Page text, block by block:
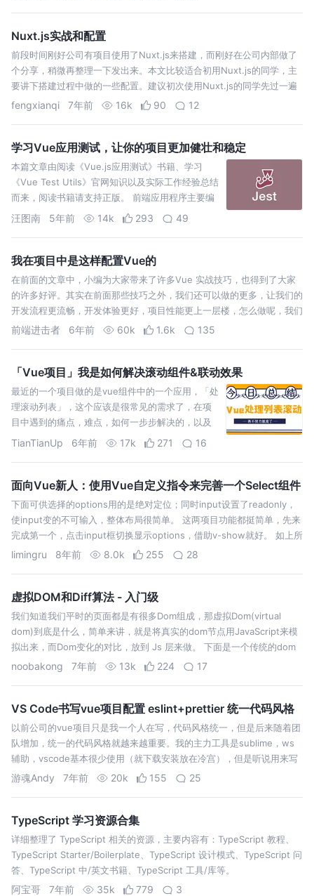
Nuxt.js实战和配置
前段时间刚好公司有项目使用了Nuxt.js来搭建，而刚好在公司内部做了
个分享，稍微再整理一下发出来。本文比较适合初用Nuxt.js的同学，主
要讲下搭建过程中做的一些配置。建议初次使用Nuxt.js的同学先过一遍
官方文档，再回头看下我这篇文章。 原因其实不用多说，就是利用
fengxianqi 7年前 16k 90 12
学习Vue应用测试，让你的项目更加健壮和稳定
本篇文章由阅读《Vue.js应用测试》书籍、学习
《Vue Test Utils》官网知识以及实际工作经验总结
而来，阅读书籍请支持正版。 前端应用程序主要编
写三种测试类型：单元测试、快照测试、端到端测
汪图南 5年前 14k 293 49
我在项目中是这样配置Vue的
在前面的文章中，小编为大家带来了许多Vue 实战技巧，也得到了大家
的许多好评。其实在前面那些技巧之外，我们还可以做的更多，让我们的
开发流程更流畅，开发体验更好，项目性能更上一层楼，怎么做呢，我们
一起来看看。 在我们开发的时候，为了方便调试，我们需要使用源码进
前端进击者 6年前 60k 1.6k 135
「Vue项目」我是如何解决滚动组件&联动效果
最近的一个项目做的是vue组件中的一个应用，「处
理滚动列表」，这个应该是很常见的需求了，在项
目中遇到的痛点，难点，如何一步步解决的，以及
小细节一些优化。 经常会遇到的问题就是初始化
一…
TianTianUp 6年前 17k 271 16
面向Vue新人：使用Vue自定义指令来完善一个Select组件
下面可供选择的options用的是绝对定位；同时input设置了readonly，
使input变的不可输入，整体布局很简单。 这两项目功能都挺简单，先来
完成第一个，点击input框切换显示options，借助v-show就好。 如上所
示，在选项里添加v-show="showOp…
limingru 8年前 8.0k 255 28
虚拟DOM和Diff算法 - 入门级
我们知道我们平时的页面都是有很多Dom组成，那虚拟Dom(virtual
dom)到底是什么，简单来讲，就是将真实的dom节点用JavaScript来模
拟出来，而Dom变化的对比，放到 Js 层来做。 下面是一个传统的dom
节点，大家肯定都不陌生。 很简单，大家都能看懂，tag…
noobakong 7年前 13k 224 17
VS Code书写vue项目配置 eslint+prettier 统一代码风格
以前公司的vue项目只是我一个人在写，代码风格统一，但是后来随着团
队增加，统一的代码风格就越来越重要。我的主力工具是sublime，ws
辅助，vscode基本很少使用（就下载安装放在冷宫），但是听说用来写
vue项目还不错，就开启了一番折腾。当然工具么，没有谁好谁坏了~~
游魂Andy 7年前 20k 155 25
TypeScript 学习资源合集
详细整理了 TypeScript 相关的资源，主要内容有：TypeScript 教程、
TypeScript Starter/Boilerplate、TypeScript 设计模式、TypeScript 问
答、TypeScript 中/英文书籍、TypeScript 工具/库等。
阿宝哥 7年前 35k 779 3